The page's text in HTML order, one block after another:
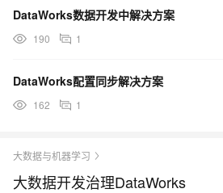
DataWorks数据开发中解决方案
190 1
DataWorks配置同步解决方案
162 1
大数据与机器学习
大数据开发治理DataWorks